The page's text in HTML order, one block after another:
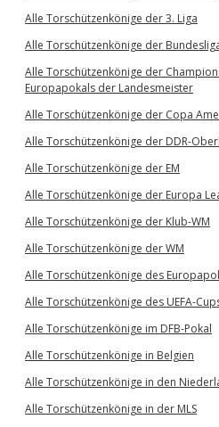
Alle Torschützenkönige der 3. Liga
Alle Torschützenkönige der
Alle Torschützenkönige der
Europapokals der Landesmeister
Alle Torschützenkönige der Copa
Alle Torschützenkönige der DDR-
Alle Torschützenkönige der EM
Alle Torschützenkönige der Europa
Alle Torschützenkönige der Klub-WM
Alle Torschützenkönige der WM
Alle Torschützenkönige des
Alle Torschützenkönige des UEFA-
Alle Torschützenkönige im DFB-Pokal
Alle Torschützenkönige in Belgien
Alle Torschützenkönige in den
Alle Torschützenkönige in der MLS